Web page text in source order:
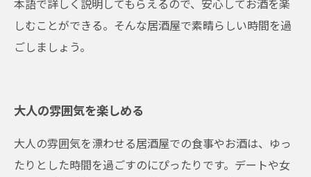
本語で詳しく説明してもらえるので、安心してお酒を楽
しむことができる。そんな居酒屋で素晴らしい時間を過
ごしましょう。
大人の雰囲気を楽しめる
大人の雰囲気を漂わせる居酒屋での食事やお酒は、ゆっ
たりとした時間を過ごすのにぴったりです。デートや女